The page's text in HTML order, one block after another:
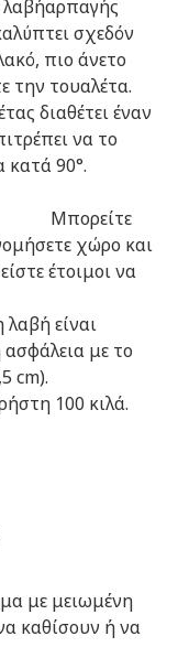
σχεδόν
πιο άνετο
την τουαλέτα.
διαθέτει έναν
να το
κατά 90°.
χώρο και
έτοιμοι να
είναι
με το
cm).
100 κιλά.
με μειωμένη
καθίσουν ή να